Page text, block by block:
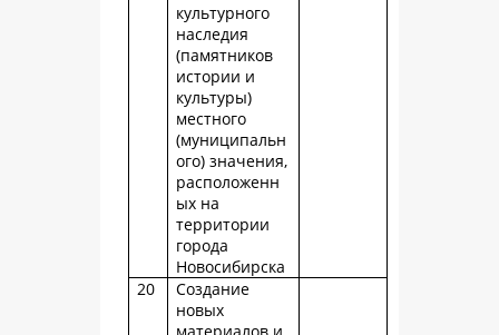
культурного
наследия
(памятников
истории и
культуры)
местного
(муниципальн
ого) значения,
расположенн
ых на
территории
города
Новосибирска
20
Создание
новых